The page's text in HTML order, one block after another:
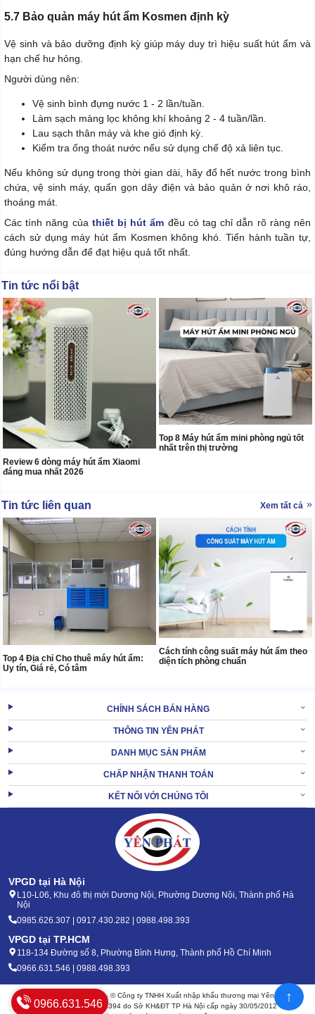
5.7 Bảo quản máy hút ẩm Kosmen định kỳ
Vệ sinh và bảo dưỡng định kỳ giúp máy duy trì hiệu suất hút ẩm và
hạn chế hư hỏng.
Người dùng nên:
Vệ sinh bình đựng nước 1 - 2 lần/tuần.
Làm sạch màng lọc không khí khoảng 2 - 4 tuần/lần.
Lau sạch thân máy và khe gió định kỳ.
Kiểm tra ống thoát nước nếu sử dụng chế độ xả liên tục.
Nếu không sử dụng trong thời gian dài, hãy đổ hết nước trong bình
chứa, vệ sinh máy, quấn gọn dây điện và bảo quản ở nơi khô ráo,
thoáng mát.
Các tính năng của thiết bị hút ẩm đều có tag chỉ dẫn rõ ràng nên
cách sử dụng máy hút ẩm Kosmen không khó. Tiến hành tuần tự,
đúng hướng dẫn để đạt hiệu quả tốt nhất.
Tin tức nổi bật
Review 6 dòng máy hút ẩm Xiaomi
đáng mua nhất 2026
Top 8 Máy hút ẩm mini phòng ngủ tốt
nhất trên thị trường
Tin tức liên quan Xem tất cả
Top 4 Địa chỉ Cho thuê máy hút ẩm:
Uy tín, Giá rẻ, Có tâm
Cách tính công suất máy hút ẩm theo
diện tích phòng chuẩn
CHÍNH SÁCH BÁN HÀNG
THÔNG TIN YÊN PHÁT
DANH MỤC SẢN PHẨM
CHẤP NHẬN THANH TOÁN
KẾT NỐI VỚI CHÚNG TÔI
VPGD tại Hà Nội
L10-L06, Khu đô thị mới Dương Nội, Phường Dương Nội, Thành phố Hà
Nội
0985.626.307 | 0917.430.282 | 0988.498.393
VPGD tại TP.HCM
118-134 Đường số 8, Phường Bình Hưng, Thành phố Hồ Chí Minh
0966.631.546 | 0988.498.393
Bản quyền 2020 - 2026 – © Công ty TNHH Xuất nhập khẩu thương mại Yên Phát
Mã số thuế: 0105904394 do Sở KH&ĐT TP Hà Nội cấp ngày 30/05/2012
0966.631.546 ↑